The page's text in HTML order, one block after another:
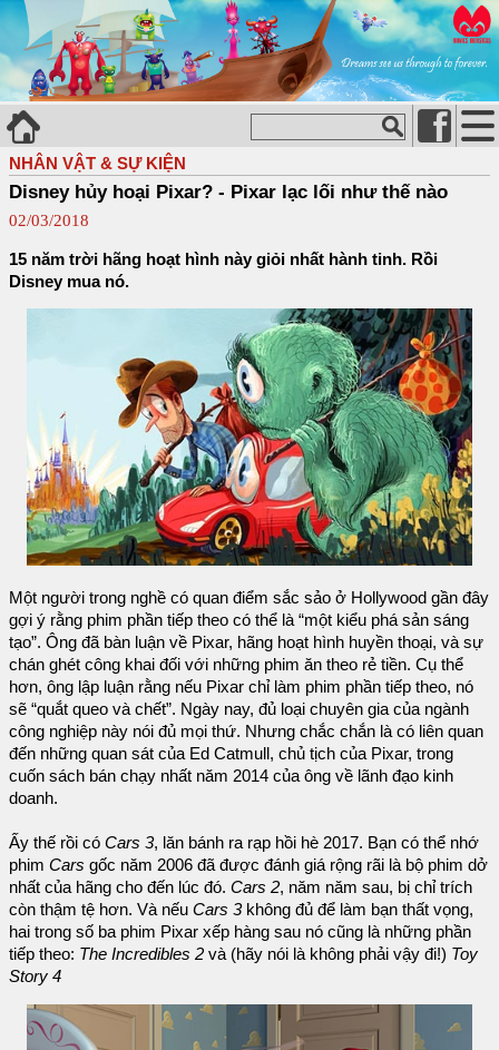
NHÂN VẬT & SỰ KIỆN
Disney hủy hoại Pixar? - Pixar lạc lối như thế nào
02/03/2018
15 năm trời hãng hoạt hình này giỏi nhất hành tinh. Rồi
Disney mua nó.
Một người trong nghề có quan điểm sắc sảo ở Hollywood gần đây
gợi ý rằng phim phần tiếp theo có thể là “một kiểu phá sản sáng
tạo”. Ông đã bàn luận về Pixar, hãng hoạt hình huyền thoại, và sự
chán ghét công khai đối với những phim ăn theo rẻ tiền. Cụ thể
hơn, ông lập luận rằng nếu Pixar chỉ làm phim phần tiếp theo, nó
sẽ “quắt queo và chết”. Ngày nay, đủ loại chuyên gia của ngành
công nghiệp này nói đủ mọi thứ. Nhưng chắc chắn là có liên quan
đến những quan sát của Ed Catmull, chủ tịch của Pixar, trong
cuốn sách bán chạy nhất năm 2014 của ông về lãnh đạo kinh
doanh.
Ấy thế rồi có Cars 3, lăn bánh ra rạp hồi hè 2017. Bạn có thể nhớ
phim Cars gốc năm 2006 đã được đánh giá rộng rãi là bộ phim dở
nhất của hãng cho đến lúc đó. Cars 2, năm năm sau, bị chỉ trích
còn thậm tệ hơn. Và nếu Cars 3không đủ để làm bạn thất vọng,
hai trong số ba phim Pixar xếp hàng sau nó cũng là những phần
tiếp theo: The Incredibles 2 và (hãy nói là không phải vậy đi!) Toy
Story 4